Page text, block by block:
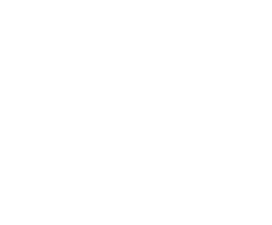
Usa i tasti freccia per navigare tra i